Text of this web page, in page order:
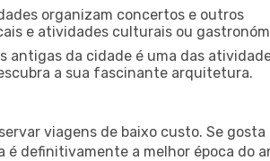
organizam concertos e outros
e atividades culturais ou
antigas da cidade é uma das
a sua fascinante arquitetura.
viagens de baixo custo. Se gosta
é definitivamente a melhor época do